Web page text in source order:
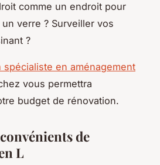
comme un endroit pour
verre ? Surveiller vos
?
spécialiste en aménagement
vous permettra
budget de rénovation.
de
L